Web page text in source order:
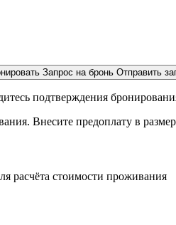
Запрос на бронь Отправить
подтверждения
Внесите предоплату в
расчёта стоимости проживания